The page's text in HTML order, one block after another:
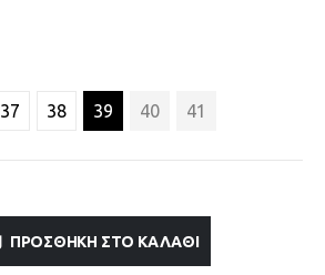
37 38 39 40 41
ΠΡΟΣΘΗΚΗ ΣΤΟ ΚΑΛΑΘΙ